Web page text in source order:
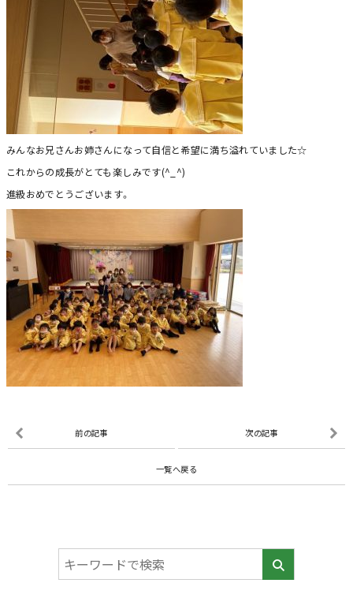
みんなお兄さんお姉さんになって自信と希望に満ち溢れていました☆
これからの成長がとても楽しみです(^_^)
進級おめでとうございます。
前の記事 次の記事
一覧へ戻る